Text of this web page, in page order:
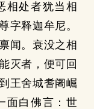
相处者犹当相
字释迦牟尼。
闻。衰没之相
灭者，便可回
王舍城耆阇崛
面白佛言：世